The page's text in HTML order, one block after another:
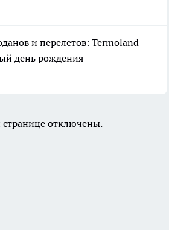
и перелетов: Termoland
день рождения
отключены.